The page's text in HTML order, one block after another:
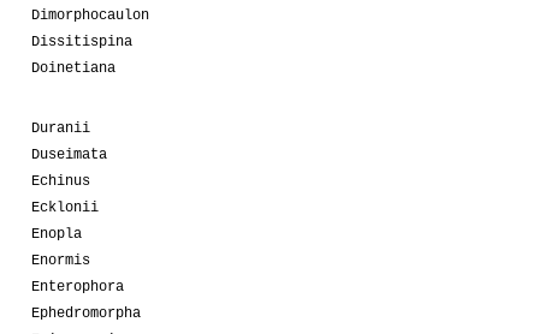
Dimorphocaulon
Dissitispina
Doinetiana
Duranii
Duseimata
Echinus
Ecklonii
Enopla
Enormis
Enterophora
Ephedromorpha